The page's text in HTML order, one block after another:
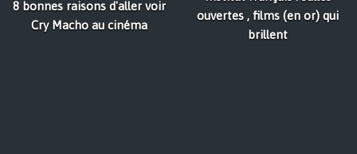
8 bonnes raisons d'aller voir
Cry Macho au cinéma
ouvertes , films (en or) qui
brillent